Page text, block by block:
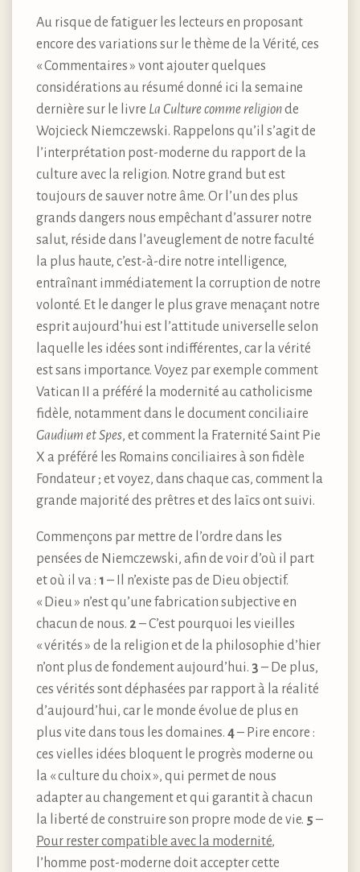
Au risque de fatiguer les lecteurs en proposant
encore des variations sur le thème de la Vérité, ces
« Commentaires » vont ajouter quelques
considérations au résumé donné ici la semaine
dernière sur le livre La Culture comme religionde
Wojcieck Niemczewski. Rappelons qu’il s’agit de
l’interprétation post-moderne du rapport de la
culture avec la religion. Notre grand but est
toujours de sauver notre âme. Or l’un des plus
grands dangers nous empêchant d’assurer notre
salut, réside dans l’aveuglement de notre faculté
la plus haute, c’est-à-dire notre intelligence,
entraînant immédiatement la corruption de notre
volonté. Et le danger le plus grave menaçant notre
esprit aujourd’hui est l’attitude universelle selon
laquelle les idées sont indifférentes, car la vérité
est sans importance. Voyez par exemple comment
Vatican II a préféré la modernité au catholicisme
fidèle, notamment dans le document conciliaire
Gaudium et Spes, et comment la Fraternité Saint Pie
X a préféré les Romains conciliaires à son fidèle
Fondateur ; et voyez, dans chaque cas, comment la
grande majorité des prêtres et des laïcs ont suivi.
Commençons par mettre de l’ordre dans les
pensées de Niemczewski, afin de voir d’où il part
et où il va : 1 – Il n’existe pas de Dieu objectif.
« Dieu » n’est qu’une fabrication subjective en
chacun de nous. 2 – C’est pourquoi les vieilles
« vérités » de la religion et de la philosophie d’hier
n’ont plus de fondement aujourd’hui. 3 – De plus,
ces vérités sont déphasées par rapport à la réalité
d’aujourd’hui, car le monde évolue de plus en
plus vite dans tous les domaines. 4– Pire encore :
ces vielles idées bloquent le progrès moderne ou
la « culture du choix », qui permet de nous
adapter au changement et qui garantit à chacun
la liberté de construire son propre mode de vie. 5 –
Pour rester compatible avec la modernité,
l’homme post-moderne doit accepter cette